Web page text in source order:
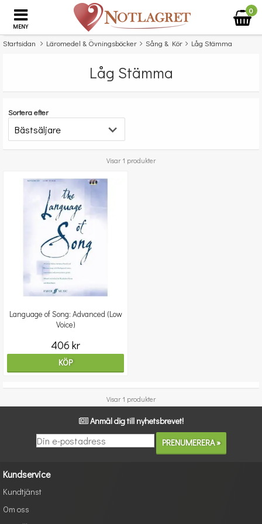
MENY
0
Startsidan Läromedel & Övningsböcker Sång & Kör Låg Stämma
Låg Stämma
Sortera efter
Visar 1 produkter
Language of Song: Advanced (Low
Voice)
406 kr
KÖP
Visar 1 produkter
Anmäl dig till nyhetsbrevet!
Kundservice
Kundtjänst
Om oss